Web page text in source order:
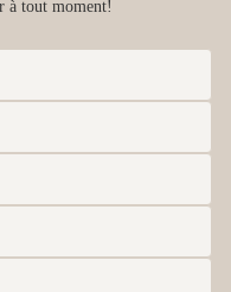
à tout moment!